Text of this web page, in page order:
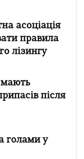
асоціація
правила
лізингу
після
голами у